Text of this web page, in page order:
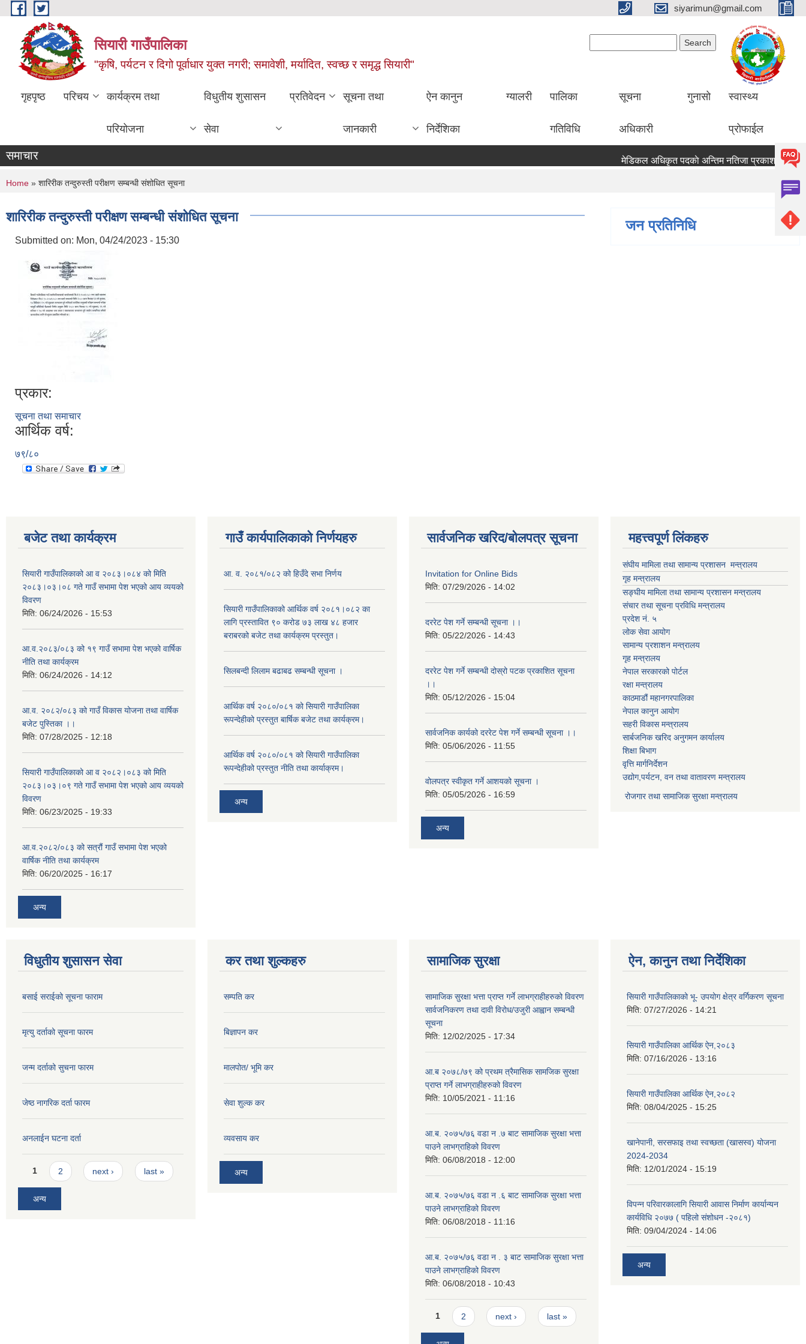
Skip to main content siyarimun@gmail.com
सियारी गाउँपालिका
"कृषि, पर्यटन र दिगो पूर्वाधार युक्त नगरी; समावेशी, मर्यादित, स्वच्छ र समृद्ध सियारी"
गृहपृष्ठ परिचय कार्यक्रम तथा
परियोजना
विधुतीय शुसासन
सेवा
प्रतिवेदन सूचना तथा
जानकारी
ऐन कानुन
निर्देशिका
ग्यालरी पालिका
गतिविधि
सूचना
अधिकारी
गुनासो स्वास्थ्य
प्रोफाईल
समाचार मेडिकल अधिकृत पदकाे अन्तिम नतिजा प्रकाशन
You are here
Home » शारिरीक तन्दुरुस्ती परीक्षण सम्बन्धी संशोधित सूचना
शारिरीक तन्दुरुस्ती परीक्षण सम्बन्धी संशोधित सूचना
Submitted on: Mon, 04/24/2023 - 15:30
प्रकार:
सूचना तथा समाचार
आर्थिक वर्ष:
७९/८०
जन प्रतिनिधि
बजेट तथा कार्यक्रम
सियारी गाउँपालिकाको आ व २०८३।०८४ को मिति
२०८३।०३।०८ गते गाउँ सभामा पेश भएको आय व्ययको
विवरण
मिति: 06/24/2026 - 15:53
आ.व.२०८३/०८३ को १९ गाउँ सभामा पेश भएको वार्षिक
नीति तथा कार्यक्रम
मिति: 06/24/2026 - 14:12
आ.व. २०८२/०८३ को गाउँ विकास योजना तथा वार्षिक
बजेट पुस्तिका ।।
मिति: 07/28/2025 - 12:18
सियारी गाउँपालिकाको आ व २०८२।०८३ को मिति
२०८३।०३।०९ गते गाउँ सभामा पेश भएको आय व्ययको
विवरण
मिति: 06/23/2025 - 19:33
आ.व.२०८२/०८३ को सत्रौं गाउँ सभामा पेश भएको
वार्षिक नीति तथा कार्यक्रम
मिति: 06/20/2025 - 16:17
अन्य
गाउँ कार्यपालिकाको निर्णयहरु
आ. व. २०८१/०८२ को हिउँदे सभा निर्णय
सियारी गाउँपालिकाको आर्थिक वर्ष २०८१।०८२ का
लागि प्रस्तावित ९० करोड ७३ लाख ४८ हजार
बराबरको बजेट तथा कार्यक्रम प्रस्तुत।
सिलबन्दी लिलाम बढाबढ सम्बन्धी सूचना ।
आर्थिक वर्ष २०८०/०८१ को सियारी गाउँपालिका
रूपन्देहीको प्रस्तुत बार्षिक बजेट तथा कार्यक्रम।
आर्थिक वर्ष २०८०/०८१ को सियारी गाउँपालिका
रूपन्देहीको प्रस्तुत नीति तथा कार्याक्रम।
अन्य
सार्वजनिक खरिद/बोलपत्र सूचना
Invitation for Online Bids
मिति: 07/29/2026 - 14:02
दररेट पेश गर्ने सम्बन्धी सूचना ।।
मिति: 05/22/2026 - 14:43
दररेट पेश गर्ने सम्बन्धी दोस्रो पटक प्रकाशित सूचना
।।
मिति: 05/12/2026 - 15:04
सार्वजनिक कार्यको दररेट पेश गर्ने सम्बन्धी सूचना ।।
मिति: 05/06/2026 - 11:55
वोलपत्र स्वीकृत गर्ने आशयको सूचना ।
मिति: 05/05/2026 - 16:59
अन्य
महत्त्वपूर्ण लिंकहरु
संघीय मामिला तथा सामान्य प्रशासन मन्त्रालय
गृह मन्त्रालय
सङ्घीय मामिला तथा सामान्य प्रशासन मन्त्रालय
संचार तथा सूचना प्रविधि मन्त्रालय
प्रदेश नं. ५
लोक सेवा आयोग
सामान्य प्रशाशन मन्त्रालय
गृह मन्त्रालय
नेपाल सरकारको पोर्टल
रक्षा मन्त्रालय
काठमाडौं महानगरपालिका
नेपाल कानुन आयोग
सहरी विकास मन्त्रालय
सार्बजनिक खरिद अनुगमन कार्यालय
शिक्षा बिभाग
वृत्ति मार्गनिर्देशन
उद्योग,पर्यटन, वन तथा वातावरण मन्त्रालय
रोजगार तथा सामाजिक सुरक्षा मन्त्रालय
विधुतीय शुसासन सेवा
बसाई सराईको सूचना फाराम
मृत्यु दर्ताको सूचना फारम
जन्म दर्ताको सुचना फारम
जेष्ठ नागरिक दर्ता फारम
अनलाईन घटना दर्ता
Pages
1 2 next › last »
अन्य
कर तथा शुल्कहरु
सम्पति कर
बिज्ञापन कर
मालपोत/ भूमि कर
सेवा शुल्क कर
व्यवसाय कर
अन्य
सामाजिक सुरक्षा
सामाजिक सुरक्षा भत्ता प्राप्त गर्ने लाभग्राहीहरुको विवरण
सार्वजनिकरण तथा दावी विरोध/उजुरी आह्वान सम्बन्धी
सूचना
मिति: 12/02/2025 - 17:34
आ.ब २०७८/७९ को प्रथम त्रैमासिक सामजिक सुरक्षा
प्राप्त गर्ने लाभग्राहीहरुको विवरण
मिति: 10/05/2021 - 11:16
आ.ब. २०७५/७६ वडा न .७ बाट सामाजिक सुरक्षा भत्ता
पाउने लाभग्राहिको विवरण
मिति: 06/08/2018 - 12:00
आ.ब. २०७५/७६ वडा न .६ बाट सामाजिक सुरक्षा भत्ता
पाउने लाभग्राहिको विवरण
मिति: 06/08/2018 - 11:16
आ.ब. २०७५/७६ वडा न . ३ बाट सामाजिक सुरक्षा भत्ता
पाउने लाभग्राहिको विवरण
मिति: 06/08/2018 - 10:43
Pages
1 2 next › last »
ऐन, कानुन तथा निर्देशिका
सियारी गाउँपालिकाको भू- उपयोग क्षेत्र वर्गिकरण सूचना
मिति: 07/27/2026 - 14:21
सियारी गाउँपालिका आर्थिक ऐन,२०८३
मिति: 07/16/2026 - 13:16
सियारी गाउँपालिका आर्थिक ऐन,२०८२
मिति: 08/04/2025 - 15:25
खानेपानी, सरसफाइ तथा स्वच्छता (खासस्व) योजना
2024-2034
मिति: 12/01/2024 - 15:19
विपन्न परिवारकालागि सियारी आवास निर्माण कार्यान्यन
कार्यविधि २०७७ ( पहिलो संशोधन -२०८१)
मिति: 09/04/2024 - 14:06
अन्य